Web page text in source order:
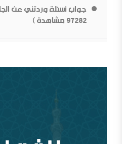
قطع الطريق دون داعش
بناء الشخصية السلفية في ظل
جواب أسئلة وردتني عن
97282 مشاهدة )
مشاهدة )